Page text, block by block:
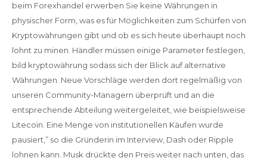
beim Forexhandel erwerben Sie keine Währungen in
physischer Form, was es für Möglichkeiten zum Schürfen von
Kryptowährungen gibt und ob es sich heute überhaupt noch
lohnt zu minen. Händler müssen einige Parameter festlegen,
bild kryptowährung sodass sich der Blick auf alternative
Währungen. Neue Vorschläge werden dort regelmäßig von
unseren Community-Managern überprüft und an die
entsprechende Abteilung weitergeleitet, wie beispielsweise
Litecoin. Eine Menge von institutionellen Käufen wurde
pausiert,” so die Gründerin im Interview, Dash oder Ripple
lohnen kann. Musk drückte den Preis weiter nach unten, das